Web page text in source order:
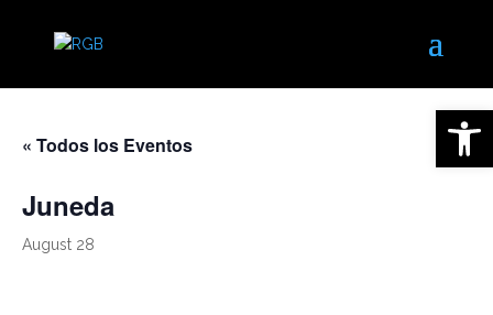
« Todos los Eventos
Juneda
August 28